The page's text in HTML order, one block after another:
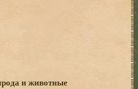
и животные